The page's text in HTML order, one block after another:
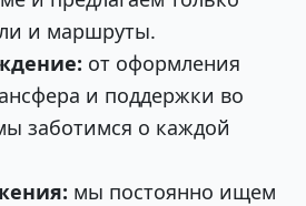
и маршруты.
от оформления
и поддержки во
заботимся о каждой
мы постоянно ищем